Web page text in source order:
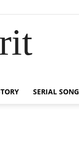
SERIAL SONG